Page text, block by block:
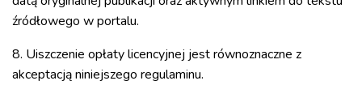
źródłowego w portalu.
8. Uiszczenie opłaty licencyjnej jest równoznaczne z
akceptacją niniejszego regulaminu.